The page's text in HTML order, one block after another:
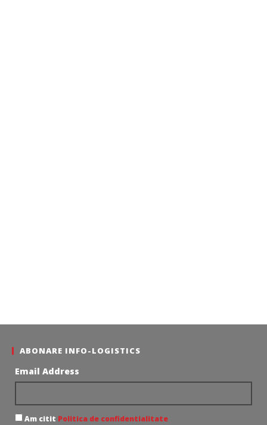
ABONARE INFO-LOGISTICS
Email Address
Am citit Politica de confidentialitate